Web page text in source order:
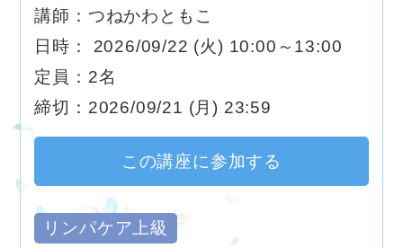
講師：つねかわともこ
日時： 2026/09/22 (火) 10:00～13:00
定員：2名
締切：2026/09/21 (月) 23:59
この講座に参加する
リンパケア上級